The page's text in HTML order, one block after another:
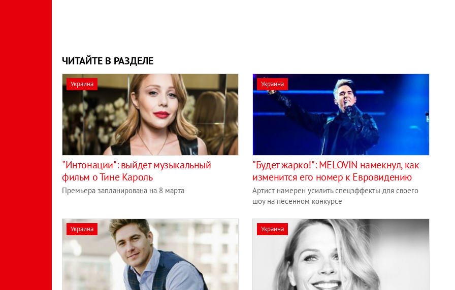
ЧИТАЙТЕ В РАЗДЕЛЕ
Украина
"Интонации": выйдет музыкальный
фильм о Тине Кароль
Премьера запланирована на 8 марта
Украина
"Будет жарко!": MELOVIN намекнул, как
изменится его номер к Евровидению
Артист намерен усилить спецэффекты для своего
шоу на песенном конкурсе
Украина Украина